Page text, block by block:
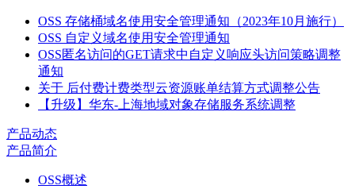
OSS 存储桶域名使用安全管理通知（2023年10月施行）
OSS 自定义域名使用安全管理通知
OSS匿名访问的GET请求中自定义响应头访问策略调整
通知
关于 后付费计费类型云资源账单结算方式调整公告
【升级】华东-上海地域对象存储服务系统调整
产品动态
产品简介
OSS概述